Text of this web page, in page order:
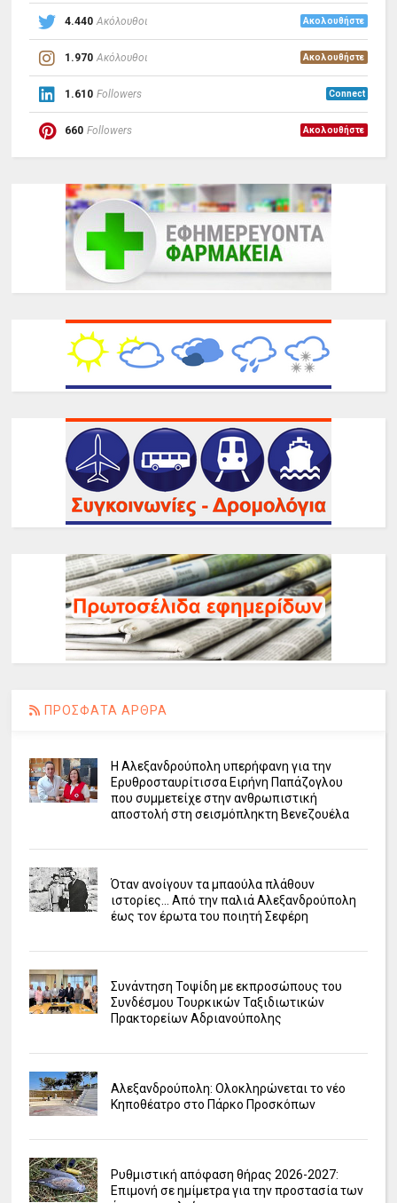
4.440 Ακόλουθοι Ακολουθήστε
1.970 Ακόλουθοι Ακολουθήστε
1.610 Followers Connect
660 Followers Ακολουθήστε
ΠΡΟΣΦΑΤΑ ΑΡΘΡΑ
Η Αλεξανδρούπολη υπερήφανη για την
Ερυθροσταυρίτισσα Ειρήνη Παπάζογλου
που συμμετείχε στην ανθρωπιστική
αποστολή στη σεισμόπληκτη Βενεζουέλα
Όταν ανοίγουν τα μπαούλα πλάθουν
ιστορίες... Από την παλιά Αλεξανδρούπολη
έως τον έρωτα του ποιητή Σεφέρη
Συνάντηση Τοψίδη με εκπροσώπους του
Συνδέσμου Τουρκικών Ταξιδιωτικών
Πρακτορείων Αδριανούπολης
Αλεξανδρούπολη: Ολοκληρώνεται το νέο
Κηποθέατρο στο Πάρκο Προσκόπων
Ρυθμιστική απόφαση θήρας 2026-2027:
Επιμονή σε ημίμετρα για την προστασία των